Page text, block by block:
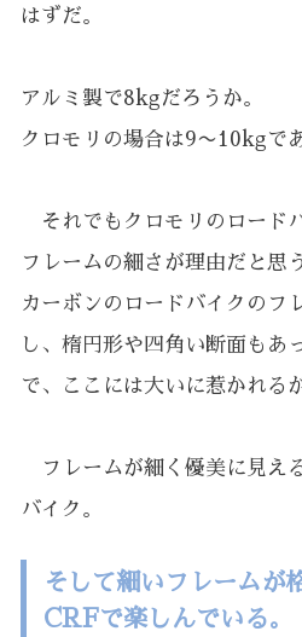
はずだ。
アルミ製で8kgだろうか。
クロモリの場合は9〜10kgで
それでもクロモリのロード
フレームの細さが理由だと思
カーボンのロードバイクのフ
し、楕円形や四角い断面もあ
で、ここには大いに惹かれる
フレームが細く優美に見え
バイク。
そして細いフレームが
CRFで楽しんでいる。